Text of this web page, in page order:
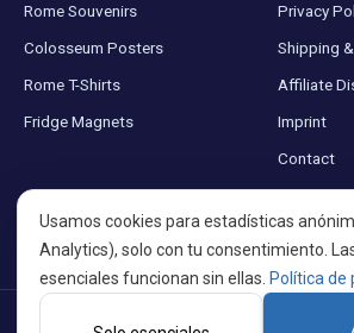
Rome Souvenirs
Colosseum Posters
Rome T-Shirts
Fridge Magnets
Privacy
Shipping
Affiliate
Imprint
Contact
Sitemap
Cookie
Colosseum at Night · Made with ♥ for
Usamos cookies para estadísticas
Analytics), solo con tu consentimiento.
esenciales funcionan sin ellas. Política de